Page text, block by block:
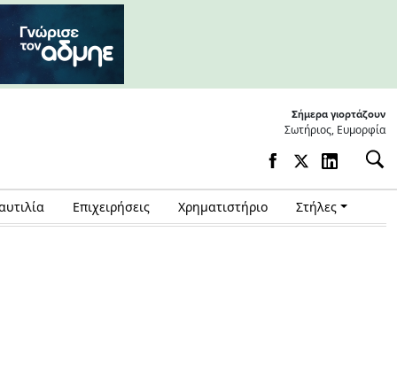
Σήμερα γιορτάζουν
Σωτήριος, Ευμορφία
Επιχειρήσεις Χρηματιστήριο Στήλες